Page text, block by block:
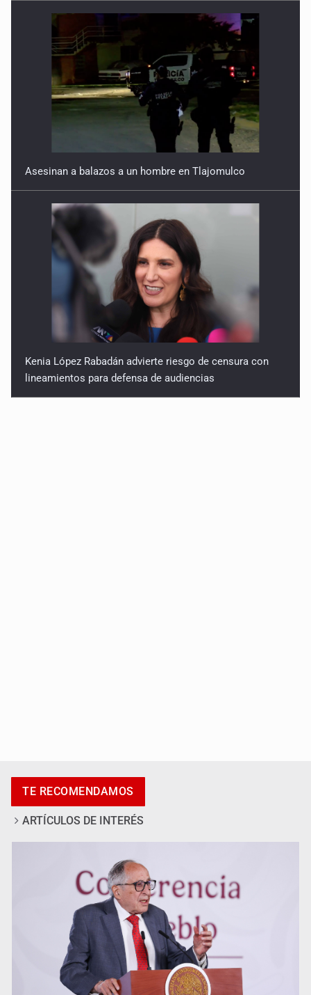
Asesinan a balazos a un hombre en Tlajomulco
Kenia López Rabadán advierte riesgo de censura con
lineamientos para defensa de audiencias
en Oblatos
Advierten retrocesos en transparencia tras desaparición
del INAI
TE RECOMENDAMOS
ARTÍCULOS DE INTERÉS